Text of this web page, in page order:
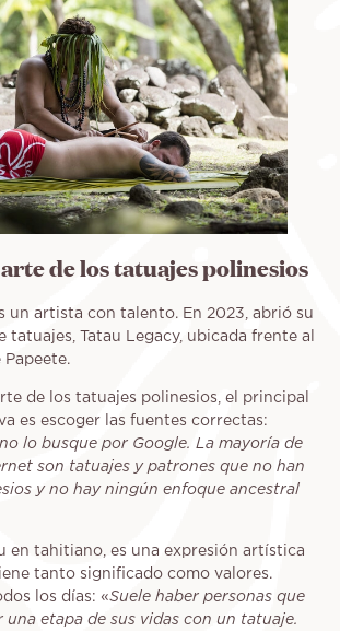
de los tatuajes polinesios
un artista con talento. En 2023, abrió su
tatuajes, Tatau Legacy, ubicada frente al
de los tatuajes polinesios, el principal
es escoger las fuentes correctas:
lo busque por Google. La mayoría de
son tatuajes y patrones que no han
y no hay ningún enfoque ancestral
en tahitiano, es una expresión artística
tanto significado como valores.
los días: «Suele haber personas que
una etapa de sus vidas con un tatuaje.